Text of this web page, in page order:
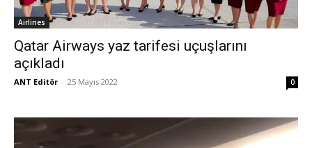
Airlines
Qatar Airways yaz tarifesi uçuşlarını
açıkladı
ANT Editör - 25 Mayıs 2022 0